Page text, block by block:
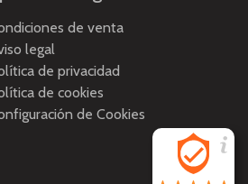
de venta
legal
de privacidad
de cookies
de Cookies